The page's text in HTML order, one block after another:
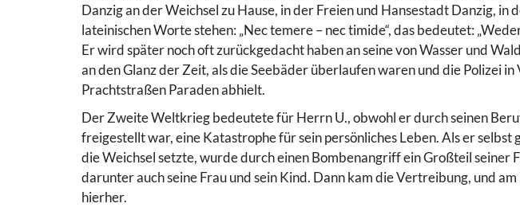
Danzig an der Weichsel zu Hause, in der Freien und Hansestadt Danzig, in
lateinischen Worte stehen: „Nec temere – nec timide“, das bedeutet:
Er wird später noch oft zurückgedacht haben an seine von Wasser und
an den Glanz der Zeit, als die Seebäder überlaufen waren und die Polizei
Prachtstraßen Paraden abhielt.
Der Zweite Weltkrieg bedeutete für Herrn U., obwohl er durch seinen
freigestellt war, eine Katastrophe für sein persönliches Leben. Als er
die Weichsel setzte, wurde durch einen Bombenangriff ein Großteil seiner
darunter auch seine Frau und sein Kind. Dann kam die Vertreibung, und
hierher.